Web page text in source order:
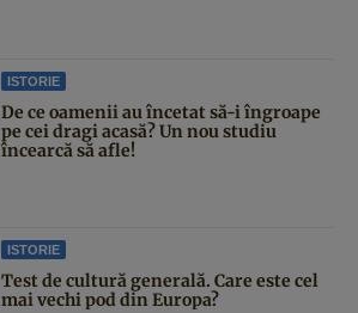
ISTORIE
De ce oamenii au încetat să-i îngroape
pe cei dragi acasă? Un nou studiu
încearcă să afle!
ISTORIE
Test de cultură generală. Care este cel
mai vechi pod din Europa?